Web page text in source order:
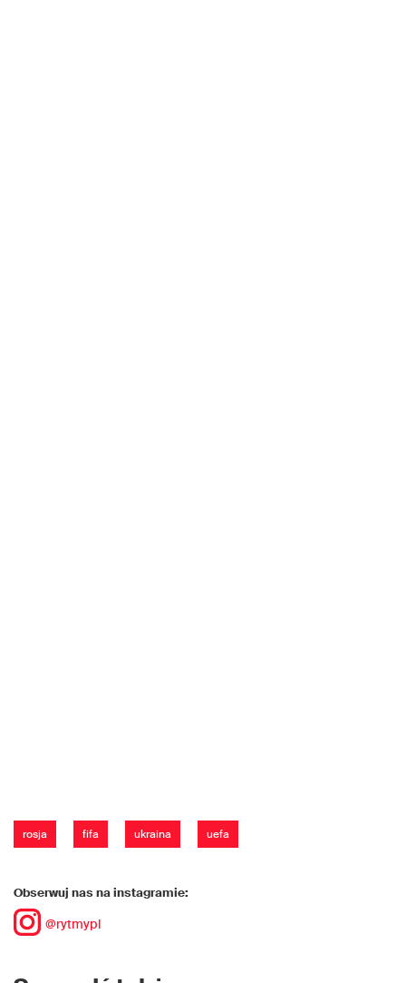
rosja fifa ukraina uefa
Obserwuj nas na instagramie:
@rytmypl